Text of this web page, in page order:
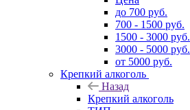
до 700 руб.
700 - 1500 руб.
1500 - 3000 руб.
3000 - 5000 руб.
от 5000 руб.
Крепкий алкоголь
Назад
Крепкий алкоголь